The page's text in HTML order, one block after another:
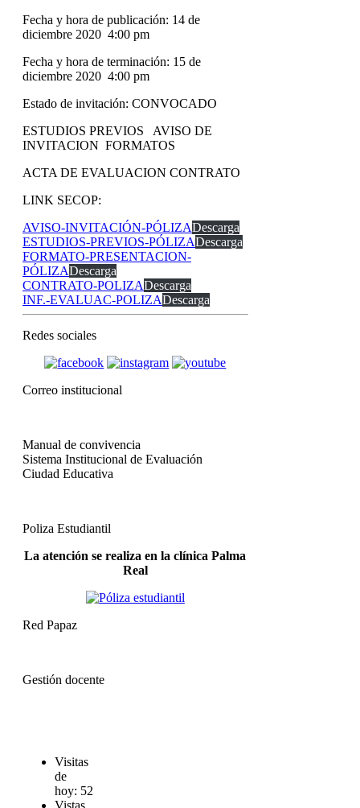
Fecha y hora de publicación: 14 de
diciembre 2020 4:00 pm
Fecha y hora de terminación: 15 de
diciembre 2020 4:00 pm
Estado de invitación: CONVOCADO
ESTUDIOS PREVIOS AVISO DE
INVITACION FORMATOS
ACTA DE EVALUACION CONTRATO
LINK SECOP:
AVISO-INVITACIÓN-PÓLIZADescarga
ESTUDIOS-PREVIOS-PÓLIZADescarga
FORMATO-PRESENTACION-
PÓLIZADescarga
CONTRATO-POLIZADescarga
INF.-EVALUAC-POLIZADescarga
Redes sociales
Correo institucional
Manual de convivencia
Sistema Institucional de Evaluación
Ciudad Educativa
Poliza Estudiantil
La atención se realiza en la clínica Palma
Real
Red Papaz
Gestión docente
Visitas
de
hoy: 52
Vistas